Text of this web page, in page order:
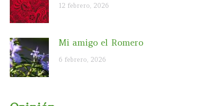
12 febrero, 2026
Mi amigo el Romero
6 febrero, 2026